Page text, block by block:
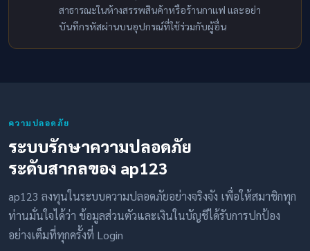
สาธารณะในห้างสรรพสินค้าหรือร้านกาแฟ และอย่า
บันทึกรหัสผ่านบนอุปกรณ์ที่ใช้ร่วมกับผู้อื่น
ความปลอดภัย
ระบบรักษาความปลอดภัย
ระดับสากลของ ap123
ap123 ลงทุนในระบบความปลอดภัยอย่างจริงจัง เพื่อให้สมาชิกทุก
ท่านมั่นใจได้ว่า ข้อมูลส่วนตัวและเงินในบัญชีได้รับการปกป้อง
อย่างเต็มที่ทุกครั้งที่ Login